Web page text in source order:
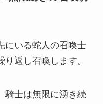
にいる蛇人の召喚士
返し召喚します。
騎士は無限に湧き続